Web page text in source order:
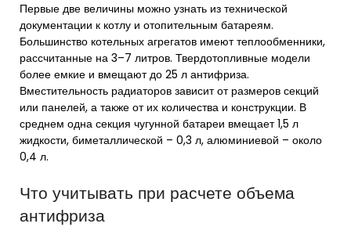
Первые две величины можно узнать из технической
документации к котлу и отопительным батареям.
Большинство котельных агрегатов имеют теплообменники,
рассчитанные на 3–7 литров. Твердотопливные модели
более емкие и вмещают до 25 л антифриза.
Вместительность радиаторов зависит от размеров секций
или панелей, а также от их количества и конструкции. В
среднем одна секция чугунной батареи вмещает 1,5 л
жидкости, биметаллической – 0,3 л, алюминиевой – около
0,4 л.
Что учитывать при расчете объема
антифриза